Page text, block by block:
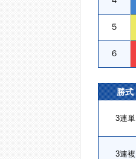
５
６
勝式
3連単
3連複